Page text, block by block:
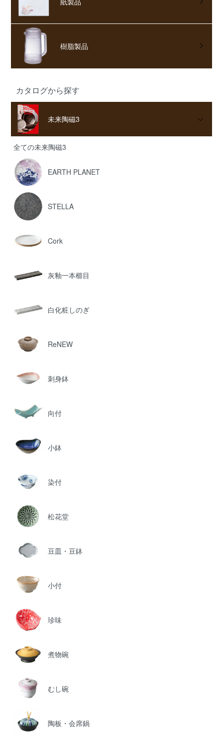
樹脂製品
カタログから探す
未来陶磁3
全ての未来陶磁3
EARTH PLANET
STELLA
Cork
灰釉一本櫛目
白化粧しのぎ
ReNEW
刺身鉢
向付
小鉢
染付
松花堂
豆皿・豆鉢
小付
珍味
煮物碗
むし碗
陶板・会席鍋